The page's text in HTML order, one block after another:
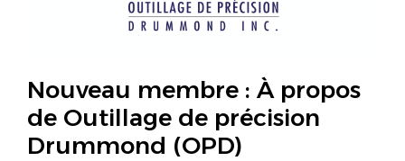
Nouveau membre : À propos
de Outillage de précision
Drummond (OPD)